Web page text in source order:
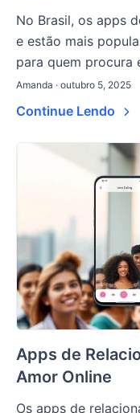
No Brasil, os apps
e estão mais
para quem procura
Amanda · outubro 5, 2025
Continue Lendo
Apps de
Amor Online
Os apps de